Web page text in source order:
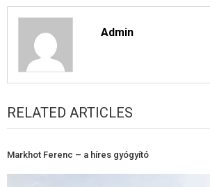
Admin
RELATED ARTICLES
Markhot Ferenc – a híres gyógyító